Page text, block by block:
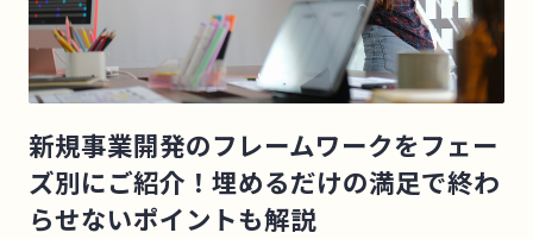
新規事業開発のフレームワークをフェー
ズ別にご紹介！埋めるだけの満足で終わ
らせないポイントも解説